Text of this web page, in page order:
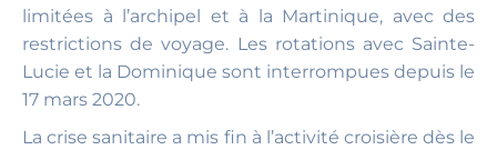
limitées à l’archipel et à la Martinique, avec des
restrictions de voyage. Les rotations avec Sainte-
Lucie et la Dominique sont interrompues depuis le
17 mars 2020.
La crise sanitaire a mis fin à l’activité croisière dès le